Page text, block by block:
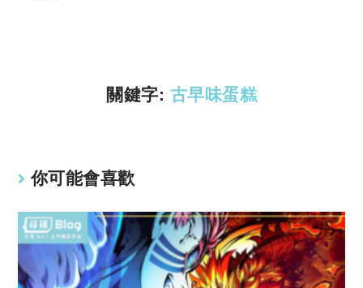
關鍵字: 古早味蛋糕
你可能會喜歡